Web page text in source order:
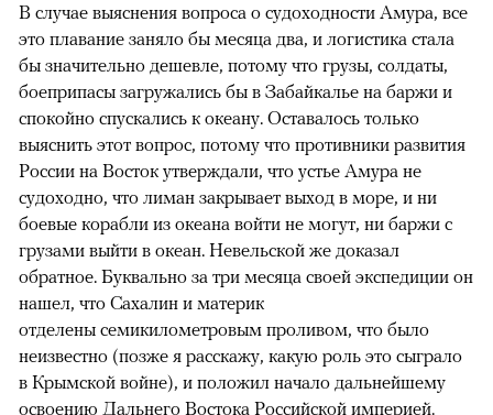
В случае выяснения вопроса о судоходности Амура, все
это плавание заняло бы месяца два, и логистика стала
бы значительно дешевле, потому что грузы, солдаты,
боеприпасы загружались бы в Забайкалье на баржи и
спокойно спускались к океану. Оставалось только
выяснить этот вопрос, потому что противники развития
России на Восток утверждали, что устье Амура не
судоходно, что лиман закрывает выход в море, и ни
боевые корабли из океана войти не могут, ни баржи с
грузами выйти в океан. Невельской же доказал
обратное. Буквально за три месяца своей экспедиции он
нашел, что Сахалин и материк
отделены семикилометровым проливом, что было
неизвестно (позже я расскажу, какую роль это сыграло
в Крымской войне), и положил начало дальнейшему
освоению Дальнего Востока Российской империей.